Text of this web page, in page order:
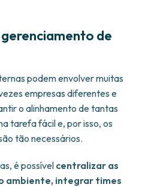
de
podem envolver muitas
empresas diferentes e
o alinhamento de tantas
tarefa fácil e, por isso, os
tão necessários.
é possível centralizar as
ambiente, integrar times